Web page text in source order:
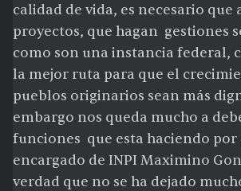
calidad de vida, es necesario que
proyectos, que hagan gestiones
como son una instancia federal,
la mejor ruta para que el
pueblos originarios sean más
embargo nos queda mucho a
funciones que esta haciendo por
encargado de INPI Maximino
verdad que no se ha dejado